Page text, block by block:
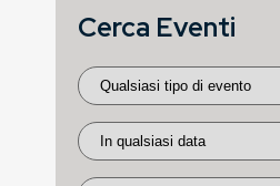
Cerca Eventi